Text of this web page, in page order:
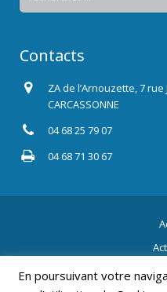
Contacts
ZA de l’Arnouzette, 7
CARCASSONNE
04 68 25 79 07
04 68 71 30 67
En poursuivant votre